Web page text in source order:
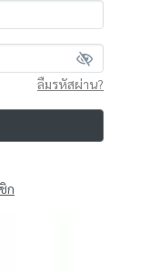
ลืมรหัสผ่าน?
ก